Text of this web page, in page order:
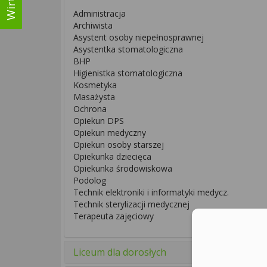
Administracja
Archiwista
Asystent osoby niepełnosprawnej
Asystentka stomatologiczna
BHP
Higienistka stomatologiczna
Kosmetyka
Masażysta
Ochrona
Opiekun DPS
Opiekun medyczny
Opiekun osoby starszej
Opiekunka dziecięca
Opiekunka środowiskowa
Podolog
Technik elektroniki i informatyki medycz.
Technik sterylizacji medycznej
Terapeuta zajęciowy
Liceum dla dorosłych